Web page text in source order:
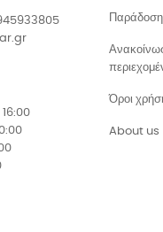
16:00
Παράδοση
Όροι
About us